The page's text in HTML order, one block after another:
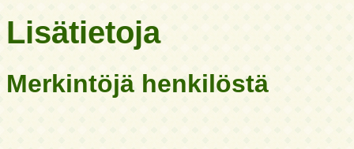
Lisätietoja
Merkintöjä henkilöstä